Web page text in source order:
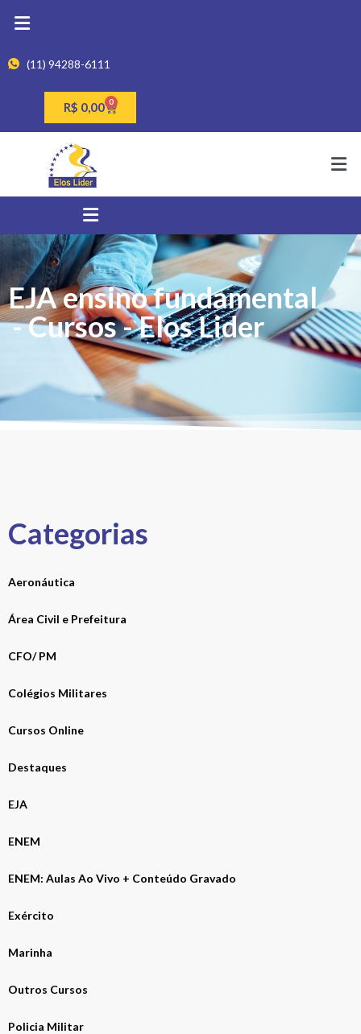
(11) 94288-6111
R$ 0,00 0
EJA ensino fundamental
- Cursos - Elos Lider
Categorias
Aeronáutica
Área Civil e Prefeitura
CFO/ PM
Colégios Militares
Cursos Online
Destaques
EJA
ENEM
ENEM: Aulas Ao Vivo + Conteúdo Gravado
Exército
Marinha
Outros Cursos
Policia Militar